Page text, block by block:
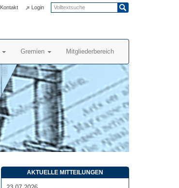
Gremien Mitgliederbereich
Kontakt Login
AKTUELLE MITTEILUNGEN